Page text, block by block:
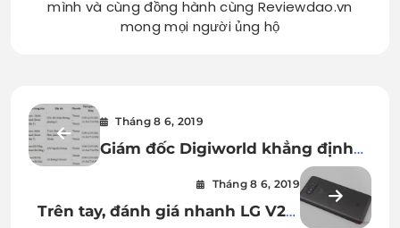
mình và cùng đồng hành cùng Reviewdao.vn
mong mọi người ủng hộ
Tháng 8 6, 2019
Giám đốc Digiworld khẳng định
sẽ bảo hành mọi sản phẩm
Xiaomi chính hãng, kể cả không
chính chủ
Tháng 8 6, 2019
Trên tay, đánh giá nhanh LG V20: